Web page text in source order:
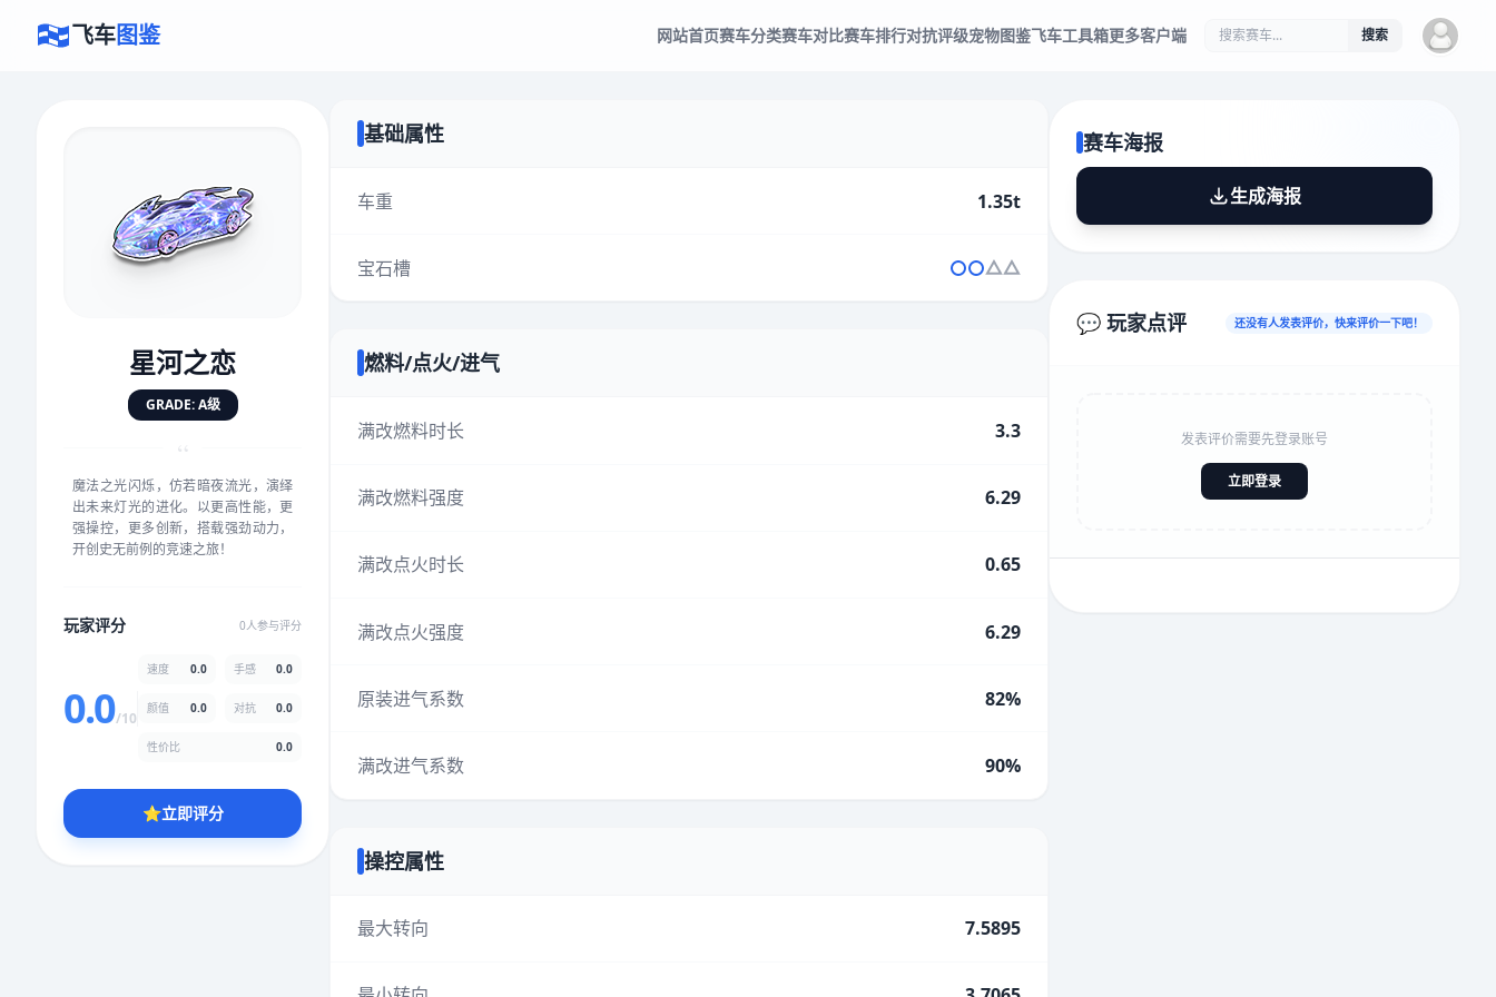
飞车图鉴 网站首页赛车分类赛车对比赛车排行对抗评级宠物图鉴飞车工具箱更多客户端 搜索
星河之恋
GRADE: A级
“
魔法之光闪烁，仿若暗夜流光，演绎
出未来灯光的进化。以更高性能，更
强操控，更多创新，搭载强劲动力，
开创史无前例的竞速之旅！
玩家评分 0人参与评分
0.0/10
速度 0.0 手感 0.0
颜值 0.0 对抗 0.0
性价比 0.0
⭐立即评分
基础属性
车重 1.35t
宝石槽
燃料/点火/进气
满改燃料时长 3.3
满改燃料强度 6.29
满改点火时长 0.65
满改点火强度 6.29
原装进气系数 82%
满改进气系数 90%
操控属性
最大转向 7.5895
赛车海报
生成海报
💬 玩家点评 还没有人发表评价，快来评价一下吧！
发表评价需要先登录账号
立即登录
评价赛车
速度 5.0分
对抗
★★★★★★
手感 5.0分
★★★ ★★★★★
★★★★
性价比 5.0分
★★★ ★★
* 综合评分为玩家评分结果，速度占比0%，手感占比0%，对抗占比
0%，性价比占比0%，颜值占比0%